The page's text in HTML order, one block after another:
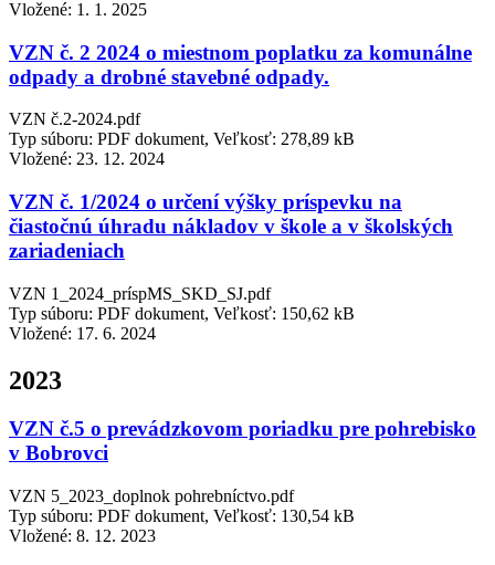
Vložené: 1. 1. 2025
VZN č. 2 2024 o miestnom poplatku za komunálne
odpady a drobné stavebné odpady.
VZN č.2-2024.pdf
Typ súboru: PDF dokument, Veľkosť: 278,89 kB
Vložené: 23. 12. 2024
VZN č. 1/2024 o určení výšky príspevku na
čiastočnú úhradu nákladov v škole a v školských
zariadeniach
VZN 1_2024_príspMS_SKD_SJ.pdf
Typ súboru: PDF dokument, Veľkosť: 150,62 kB
Vložené: 17. 6. 2024
2023
VZN č.5 o prevádzkovom poriadku pre pohrebisko
v Bobrovci
VZN 5_2023_doplnok pohrebníctvo.pdf
Typ súboru: PDF dokument, Veľkosť: 130,54 kB
Vložené: 8. 12. 2023